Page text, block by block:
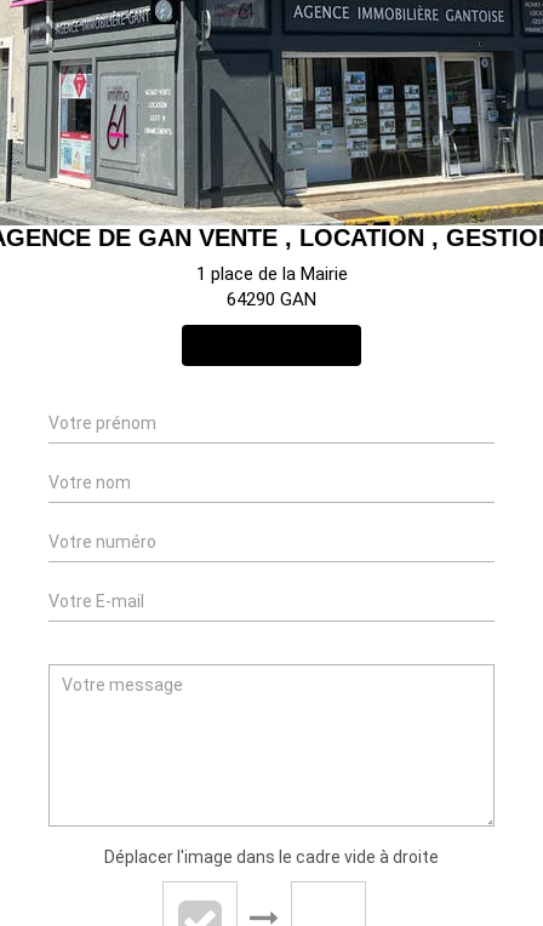
DE GAN VENTE , LOCATION ,
1 place de la Mairie
64290 GAN
Déplacer l'image dans le cadre vide à droite